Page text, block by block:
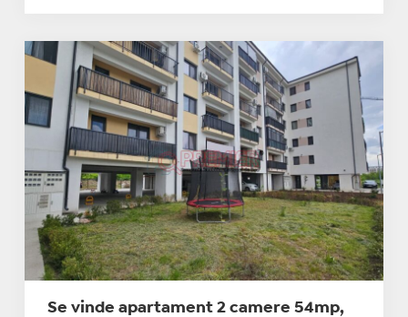
Se vinde apartament 2 camere 54mp,